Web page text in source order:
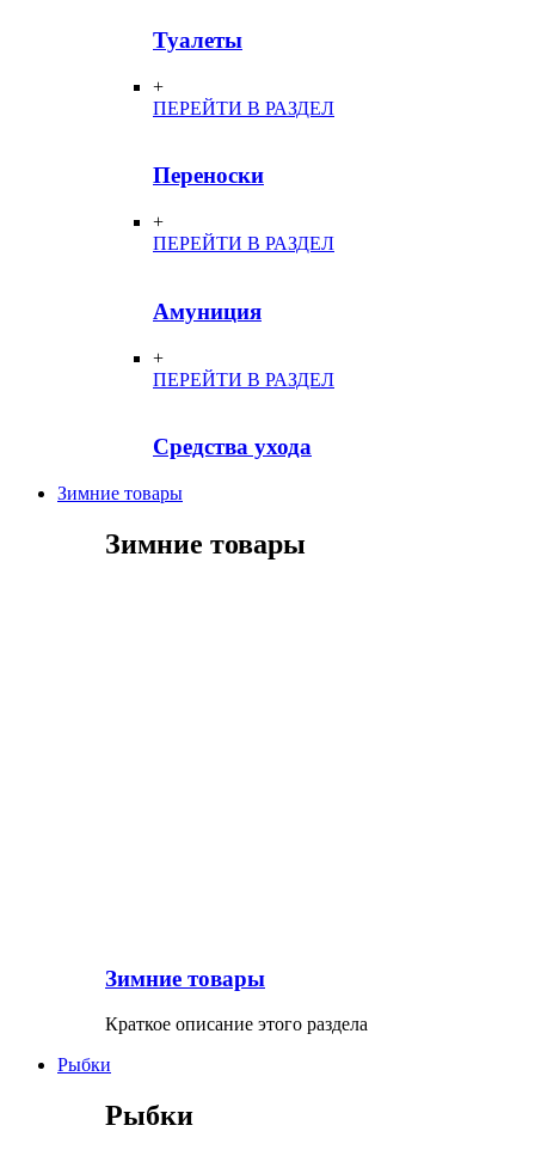
Туалеты
+
ПЕРЕЙТИ В РАЗДЕЛ
Переноски
+
ПЕРЕЙТИ В РАЗДЕЛ
Амуниция
+
ПЕРЕЙТИ В РАЗДЕЛ
Средства ухода
Зимние товары
Зимние товары
Зимние товары
Краткое описание этого раздела
Рыбки
Рыбки